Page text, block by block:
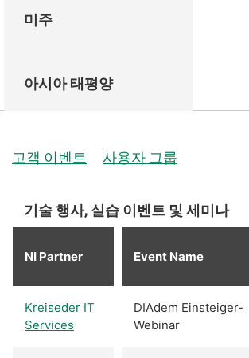
미주
아시아 태평양
고객 이벤트 사용자 그룹
기술 행사, 실습 이벤트 및 세미나
NI Partner Event Name
Kreiseder IT
Services
DIAdem Einsteiger-
Webinar